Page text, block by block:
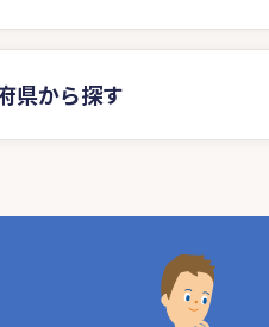
県から探す